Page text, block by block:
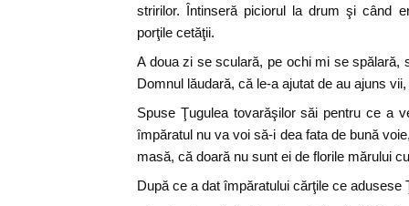
stririlor. Întinseră piciorul la drum şi când
porţile cetăţii.
A doua zi se sculară, pe ochi mi se spălară,
Domnul lăudară, că le-a ajutat de au ajuns
Spuse Ţugulea tovarăşilor săi pentru ce a
împăratul nu va voi să-i dea fata de bună
masă, că doară nu sunt ei de florile mărului
După ce a dat împăratului cărţile ce adusese